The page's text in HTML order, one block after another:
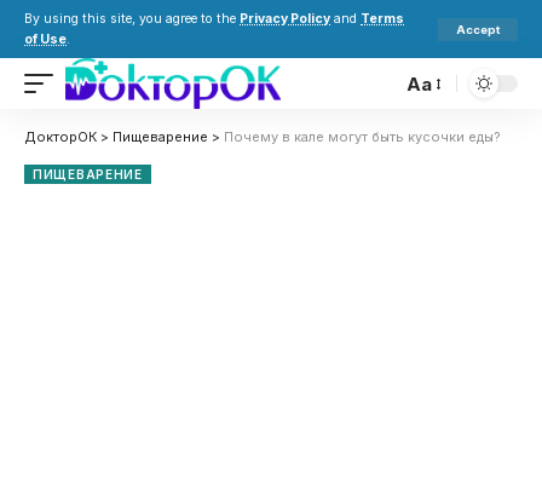
By using this site, you agree to the Privacy Policy and Terms
of Use.
Accept
Aa
ДокторОК > Пищеварение > Почему в кале могут быть кусочки еды?
ПИЩЕВАРЕНИЕ